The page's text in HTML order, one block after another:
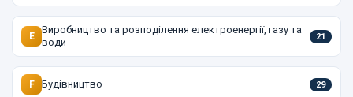
E
Виробництво та розподілення електроенергії, газу та
води
21
F Будівництво 29